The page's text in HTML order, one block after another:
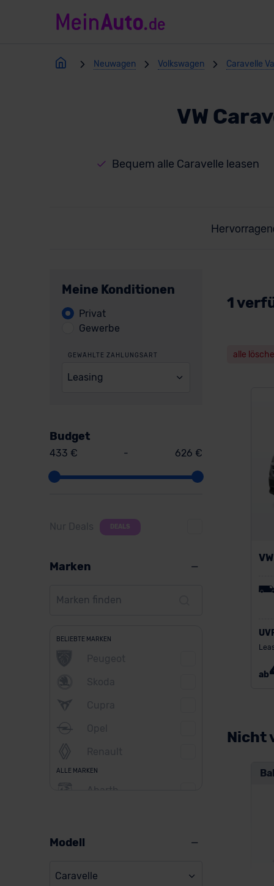
Neuwagen Volkswagen Caravelle
VW
Bequem alle Caravelle leasen
Meine Konditionen
Privat
Gewerbe
GEWÄHLTE ZAHLUNGSART
Leasing
Budget
433 € - 626 €
Nur Deals DEALS
Marken
BELIEBTE MARKEN
Peugeot
Skoda
Cupra
Opel
Renault
ALLE MARKEN
Abarth
BMW
Modell
Caravelle
1
alle
ab
Nicht